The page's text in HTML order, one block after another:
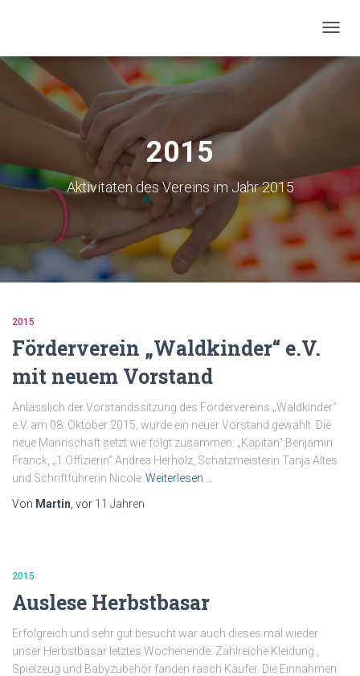
2015
Aktivitäten des Vereins im Jahr 2015
2015
Förderverein „Waldkinder“ e.V.
mit neuem Vorstand
Anlässlich der Vorstandssitzung des Fördervereins „Waldkinder“
e.V. am 08. Oktober 2015, wurde ein neuer Vorstand gewählt. Die
neue Mannschaft setzt wie folgt zusammen: „Kapitän“ Benjamin
Franck, „1.Offizierin“ Andrea Herholz, Schatzmeisterin Tanja Altes
und Schriftführerin Nicole Weiterlesen …
Von Martin , vor 11 Jahren
2015
Auslese Herbstbasar
Erfolgreich und sehr gut besucht war auch dieses mal wieder
unser Herbstbasar letztes Wochenende. Zahlreiche Kleidung ,
Spielzeug und Babyzubehör fanden rasch Käufer. Die Einnahmen